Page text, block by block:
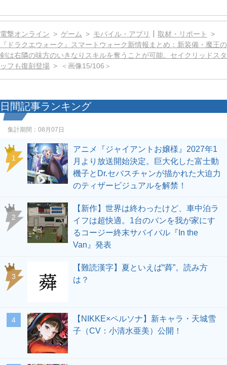
電撃オンライン ゲーム モバイル・アプリ
取材・リポート
『ドラクエウォーク』スマートウォーク新情報まとめ：新装備・魔王の
剣は右隣の味方のいきなりスキルを奪うことが可能。セイクリッドスタ
ッフも復刻登場
＜画像15/106＞
日間記事ランキング
集計期間： 08月07日
1
アニメ『ジャイアントお嬢様』2027年1
月より放送開始決定。巨大化した富士動
機子とDr.セバスチャンが描かれた大迫力
のティザービジュアルを解禁！
2
【新作】世界は終わったけど、車中泊ラ
イフは超快適。1台のバンを我が家にす
るコージー終末サバイバル『In the
Van』発表
3
【難読漢字】夏といえば“蕣”。読み方
は？
4
【NIKKE×ペルソナ】新キャラ・天城雪
子（CV：小清水亜美）公開！